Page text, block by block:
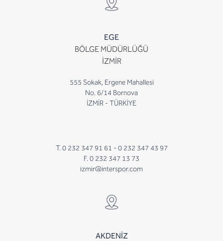
EGE
BÖLGE MÜDÜRLÜĞÜ
İZMİR
555 Sokak, Ergene Mahallesi
No. 6/14 Bornova
İZMİR - TÜRKİYE
T. 0 232 347 91 61 - 0 232 347 43 97
F. 0 232 347 13 73
izmir@interspor.com
AKDENİZ